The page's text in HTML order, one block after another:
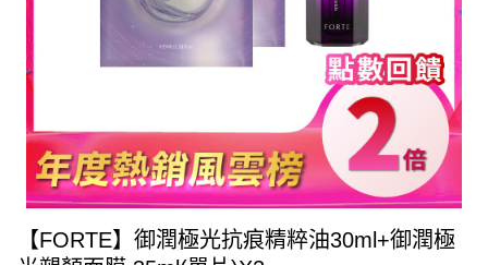
【FORTE】御潤極光抗痕精粹油30ml+御潤極